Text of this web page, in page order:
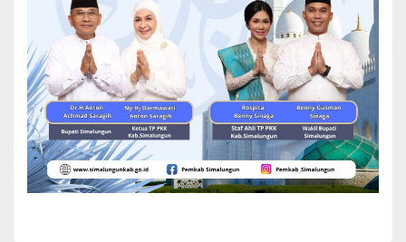
protein bagi anak usia dini sebagai upaya pengentasan stunting di
Kabupaten Simalungun dan sebagai kegiatan Kampanye Konsumsi
Protein Lokal untuk Penanganan Stunting di Indonesia.
Secara resmi kegiatan workshop tersebut dibuka oleh Ketua Tim
Penggerak Pemberdayaan Kesejahteraan Keluarga (TP-PKK)
Kabupaten Simalungun Ny Ratnawati Radiapoh Hasiholan Sinaga,
bertempat di gedung PB Mulya Hall Nagori Margomulyo
Kecamatan Gunung Malela Kabupaten Simalungun, Sumut, Selasa
(26/10/2021).